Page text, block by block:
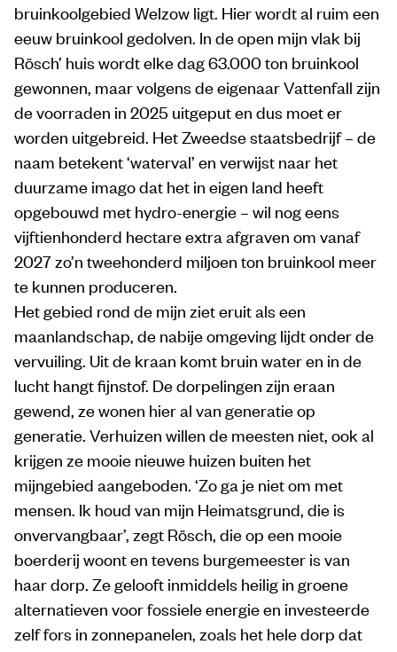
bruinkoolgebied Welzow ligt. Hier wordt al ruim een
eeuw bruinkool gedolven. In de open mijn vlak bij
Rösch’ huis wordt elke dag 63.000 ton bruinkool
gewonnen, maar volgens de eigenaar Vattenfall zijn
de voorraden in 2025 uitgeput en dus moet er
worden uitgebreid. Het Zweedse staatsbedrijf – de
naam betekent ‘waterval’ en verwijst naar het
duurzame imago dat het in eigen land heeft
opgebouwd met hydro-energie – wil nog eens
vijftienhonderd hectare extra afgraven om vanaf
2027 zo’n tweehonderd miljoen ton bruinkool meer
te kunnen produceren.
Het gebied rond de mijn ziet eruit als een
maanlandschap, de nabije omgeving lijdt onder de
vervuiling. Uit de kraan komt bruin water en in de
lucht hangt fijnstof. De dorpelingen zijn eraan
gewend, ze wonen hier al van generatie op
generatie. Verhuizen willen de meesten niet, ook al
krijgen ze mooie nieuwe huizen buiten het
mijngebied aangeboden. ‘Zo ga je niet om met
mensen. Ik houd van mijn Heimatsgrund, die is
onvervangbaar’, zegt Rösch, die op een mooie
boerderij woont en tevens burgemeester is van
haar dorp. Ze gelooft inmiddels heilig in groene
alternatieven voor fossiele energie en investeerde
zelf fors in zonnepanelen, zoals het hele dorp dat